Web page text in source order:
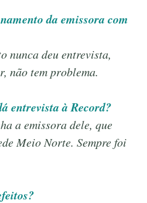
da emissora com
nunca deu entrevista,
não tem problema.
entrevista à Record?
a emissora dele, que
Meio Norte. Sempre foi